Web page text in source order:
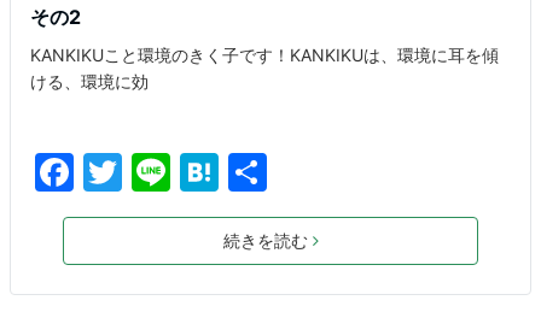
その2
KANKIKUこと環境のきく子です！KANKIKUは、環境に耳を傾
ける、環境に効
F
a
e
T
w
er
Li
n
H
at
e
n
有
続きを読む